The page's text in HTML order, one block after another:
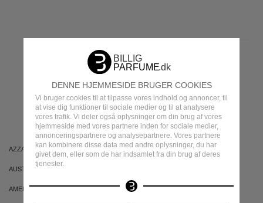
DENNE HJEMMESIDE BRUGER COOKIES
Vi bruger cookies til at tilpasse vores indhold og annoncer, til
at vise dig funktioner til sociale medier og til at analysere
vores trafik. Vi deler også oplysninger om din brug af vores
hjemmeside med vores partnere inden for sociale medier,
annonceringspartnere og analysepartnere. Vores partnere
kan kombinere disse data med andre oplysninger, du har
givet dem, eller som de har indsamlet fra din brug af deres
tjenester.
MEST POPULÆRE
MÆRKER
AZZARO ARIANA GRANDE
AUSTRALIAN GOLD
AMERICAN CREW ARMAF